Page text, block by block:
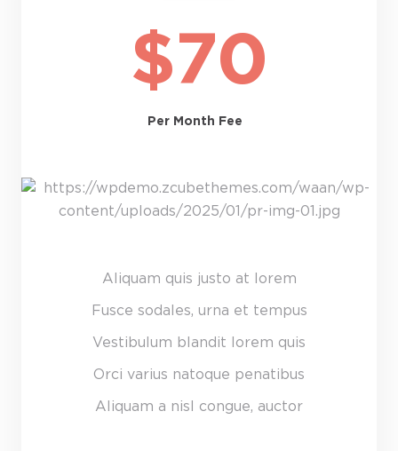
$70
Per Month Fee
Aliquam quis justo at lorem
Fusce sodales, urna et tempus
Vestibulum blandit lorem quis
Orci varius natoque penatibus
Aliquam a nisl congue, auctor